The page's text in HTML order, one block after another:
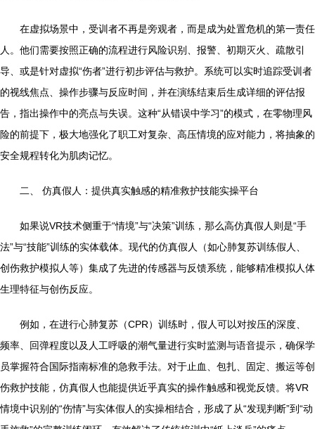
在虚拟场景中，受训者不再是旁观者，而是成为处置危机的第一责任
人。他们需要按照正确的流程进行风险识别、报警、初期灭火、疏散引
导、或是针对虚拟“伤者”进行初步评估与救护。系统可以实时追踪受训者
的视线焦点、操作步骤与反应时间，并在演练结束后生成详细的评估报
告，指出操作中的亮点与失误。这种“从错误中学习”的模式，在零物理风
险的前提下，极大地强化了职工对复杂、高压情境的应对能力，将抽象的
安全规程转化为肌肉记忆。
二、 仿真假人：提供真实触感的精准救护技能实操平台
如果说VR技术侧重于“情境”与“决策”训练，那么高仿真假人则是“手
法”与“技能”训练的实体载体。现代的仿真假人（如心肺复苏训练假人、
创伤救护模拟人等）集成了先进的传感器与反馈系统，能够精准模拟人体
生理特征与创伤反应。
例如，在进行心肺复苏（CPR）训练时，假人可以对按压的深度、
频率、回弹程度以及人工呼吸的潮气量进行实时监测与语音提示，确保学
员掌握符合国际指南标准的急救手法。对于止血、包扎、固定、搬运等创
伤救护技能，仿真假人也能提供近乎真实的操作触感和视觉反馈。将VR
情境中识别的“伤情”与实体假人的实操相结合，形成了从“发现判断”到“动